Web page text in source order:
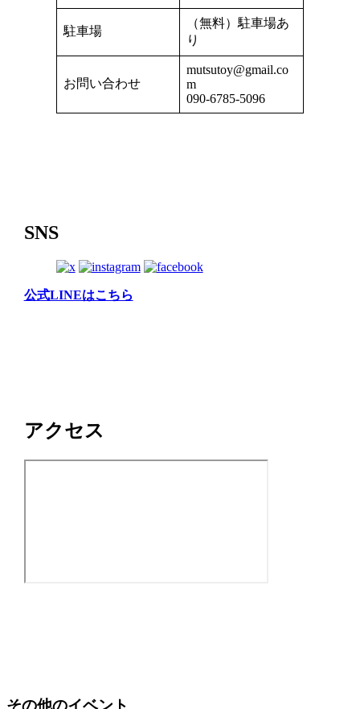
駐車場
（無料）駐車場あ
り
お問い合わせ
mutsutoy@gmail.co
m
090-6785-5096
SNS
公式LINEはこちら
アクセス
その他のイベント